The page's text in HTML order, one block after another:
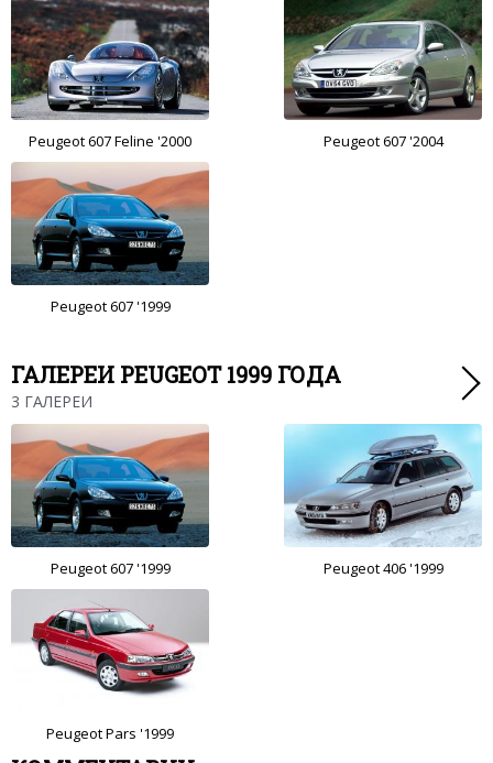
Peugeot 607 Feline '2000 Peugeot 607 '2004
Peugeot 607 '1999
ГАЛЕРЕИ PEUGEOT 1999 ГОДА
3 ГАЛЕРЕИ
Peugeot 607 '1999 Peugeot 406 '1999
Peugeot Pars '1999